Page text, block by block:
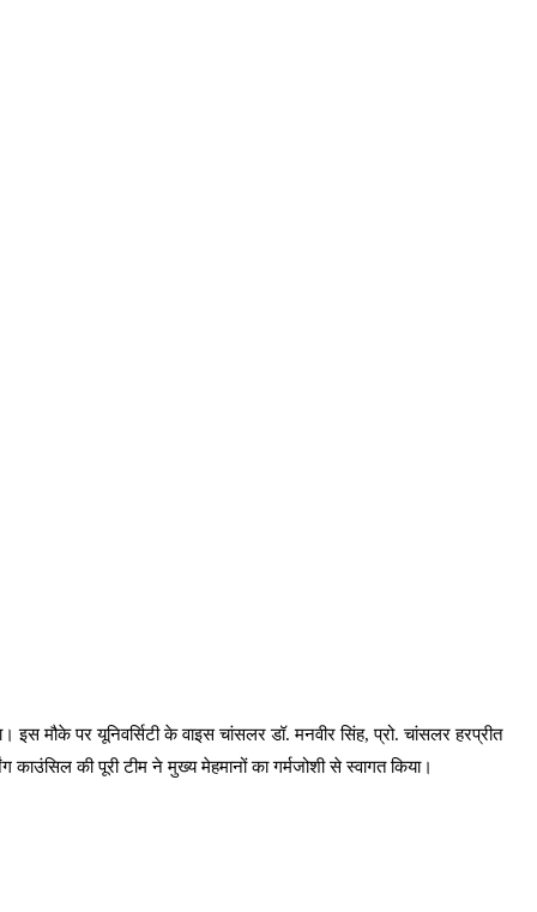
मौके पर यूनिवर्सिटी के वाइस चांसलर डॉ. मनवीर सिंह, प्रो. चांसलर हरप्रीत
की पूरी टीम ने मुख्य मेहमानों का गर्मजोशी से स्वागत किया।